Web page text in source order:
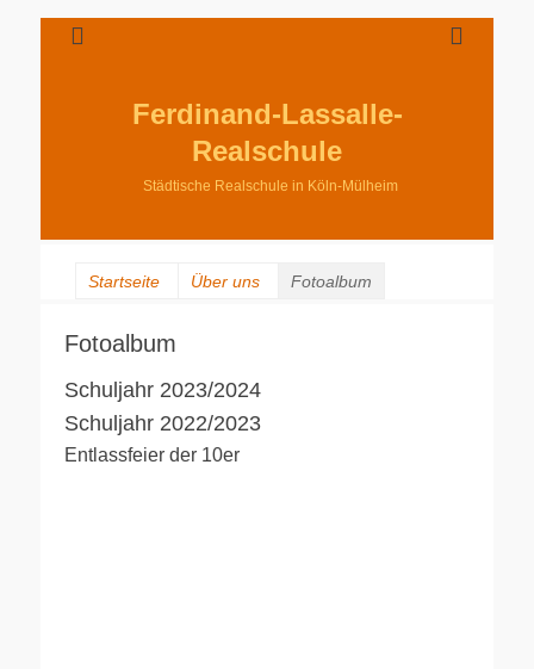
Ferdinand-Lassalle-
Realschule
Städtische Realschule in Köln-Mülheim
Startseite Über uns Fotoalbum
Fotoalbum
Schuljahr 2023/2024
Schuljahr 2022/2023
Entlassfeier der 10er